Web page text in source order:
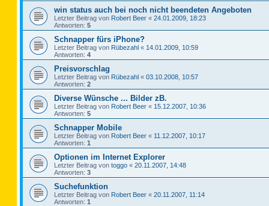
win status auch bei noch nicht beendeten Angeboten
Letzter Beitrag von Robert Beer « 24.01.2009, 18:23
Antworten: 5
Schnapper fürs iPhone?
Letzter Beitrag von Rübezahl « 14.01.2009, 10:59
Antworten: 4
Preisvorschlag
Letzter Beitrag von Rübezahl « 03.10.2008, 10:57
Antworten: 2
Diverse Wünsche ... Bilder zB.
Letzter Beitrag von Robert Beer « 15.12.2007, 10:36
Antworten: 5
Schnapper Mobile
Letzter Beitrag von Robert Beer « 11.12.2007, 10:17
Antworten: 1
Optionen im Internet Explorer
Letzter Beitrag von toggo « 20.11.2007, 14:48
Antworten: 3
Suchefunktion
Letzter Beitrag von Robert Beer « 20.11.2007, 11:14
Antworten: 1